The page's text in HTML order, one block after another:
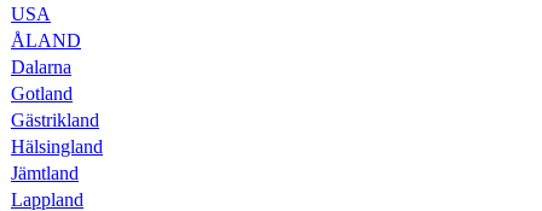
USA
ÅLAND
Dalarna
Gotland
Gästrikland
Hälsingland
Jämtland
Lappland